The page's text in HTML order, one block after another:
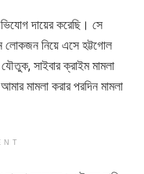
দায়ের করেছি। সে
লোকজন নিয়ে এসে হট্টগোল
সাইবার ক্রাইম মামলা
মামলা করার পরদিন মামলা